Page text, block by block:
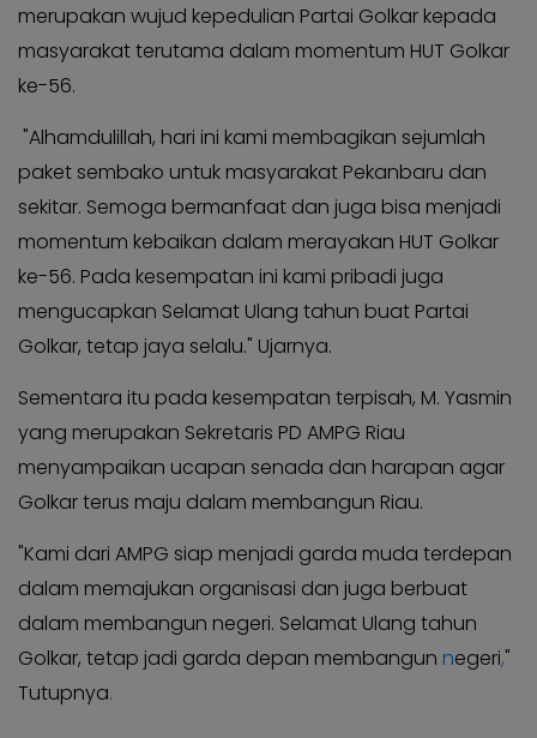
Kabar
Photo
KABAR
KADER
merupakan wujud kepedulian Partai Golkar kepada
masyarakat terutama dalam momentum HUT Golkar
ke-56.
"Alhamdulillah, hari ini kami membagikan sejumlah
paket sembako untuk masyarakat Pekanbaru dan
sekitar. Semoga bermanfaat dan juga bisa menjadi
momentum kebaikan dalam merayakan HUT Golkar
ke-56. Pada kesempatan ini kami pribadi juga
mengucapkan Selamat Ulang tahun buat Partai
Golkar, tetap jaya selalu." Ujarnya.
Sementara itu pada kesempatan terpisah, M. Yasmin
yang merupakan Sekretaris PD AMPG Riau
menyampaikan ucapan senada dan harapan agar
Golkar terus maju dalam membangun Riau.
"Kami dari AMPG siap menjadi garda muda terdepan
dalam memajukan organisasi dan juga berbuat
dalam membangun negeri. Selamat Ulang tahun
Golkar, tetap jadi garda depan membangun negeri,"
Tutupnya.